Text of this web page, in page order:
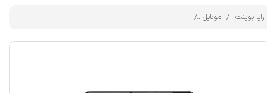
رایا پوینت موبایل